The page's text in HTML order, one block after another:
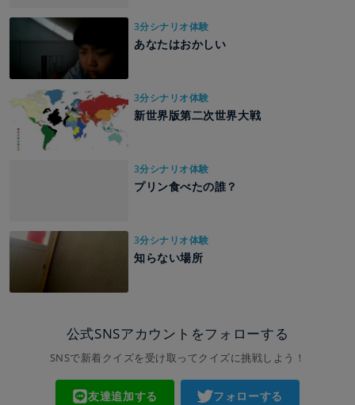
3分シナリオ体験
あなたはおかしい
3分シナリオ体験
新世界版第二次世界大戦
3分シナリオ体験
プリン食べたの誰？
3分シナリオ体験
知らない場所
公式SNSアカウントをフォローする
SNSで新着クイズを受け取ってクイズに挑戦しよう！
友達追加する フォローする